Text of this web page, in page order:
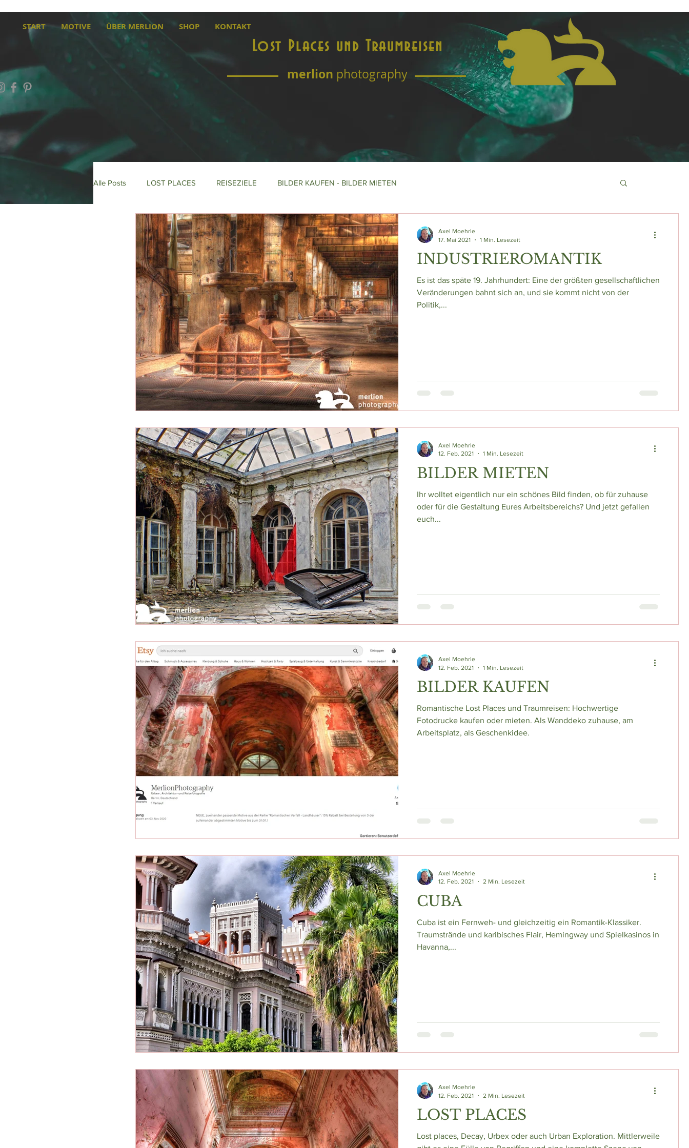
START MOTIVE ÜBER MERLION SHOP KONTAKT
Lost Places und Traumreisen
merlion photography
Alle Posts LOST PLACES REISEZIELE BILDER KAUFEN - BILDER MIETEN
INDUSTRIEROMANTIK
Es ist das späte 19. Jahrhundert: Eine der größten gesellschaftlichen
Veränderungen bahnt sich an, und sie kommt nicht von der
Politik,...
Axel Moehrle
17. Mai 2021
1 Min. Lesezeit
BILDER MIETEN
Ihr wolltet eigentlich nur ein schönes Bild finden, ob für zuhause
oder für die Gestaltung Eures Arbeitsbereichs? Und jetzt gefallen
euch...
Axel Moehrle
12. Feb. 2021
1 Min. Lesezeit
BILDER KAUFEN
Romantische Lost Places und Traumreisen: Hochwertige
Fotodrucke kaufen oder mieten. Als Wanddeko zuhause, am
Arbeitsplatz, als Geschenkidee.
Axel Moehrle
12. Feb. 2021
1 Min. Lesezeit
CUBA
Cuba ist ein Fernweh- und gleichzeitig ein Romantik-Klassiker.
Traumstrände und karibisches Flair, Hemingway und Spielkasinos in
Havanna,...
Axel Moehrle
12. Feb. 2021
2 Min. Lesezeit
LOST PLACES
Lost places, Decay, Urbex oder auch Urban Exploration. Mittlerweile
Axel Moehrle
12. Feb. 2021
2 Min. Lesezeit